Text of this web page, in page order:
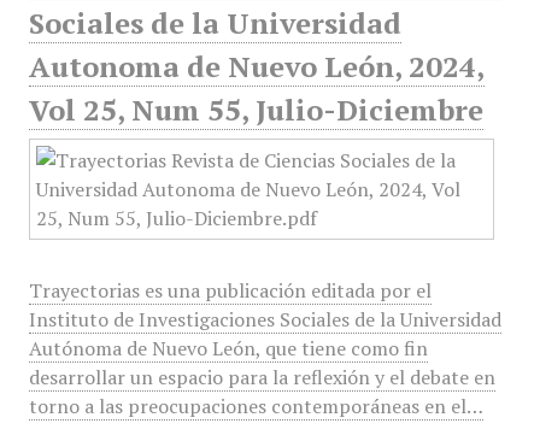
Sociales de la Universidad
Autonoma de Nuevo León, 2024,
Vol 25, Num 55, Julio-Diciembre
Trayectorias es una publicación editada por el
Instituto de Investigaciones Sociales de la Universidad
Autónoma de Nuevo León, que tiene como fin
desarrollar un espacio para la reflexión y el debate en
torno a las preocupaciones contemporáneas en el…